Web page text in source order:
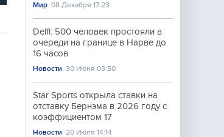
Мир 08 Декабря 17:23
Delfi: 500 человек простояли в
очереди на границе в Нарве до
16 часов
Новости 30 Июня 03:50
Star Sports открыла ставки на
отставку Бернэма в 2026 году с
коэффициентом 17
Новости 20 Июля 14:14